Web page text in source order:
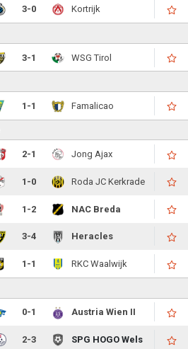
3-0 Kortrijk
3-1 WSG Tirol
1-1 Famalicao
2-1 Jong Ajax
1-0 Roda JC Kerkrade
1-2 NAC Breda
3-4 Heracles
1-1 RKC Waalwijk
0-1 Austria Wien II
2-3 SPG HOGO Wels